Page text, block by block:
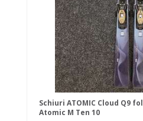
Schiuri ATOMIC Cloud Q9
Atomic M Ten 10